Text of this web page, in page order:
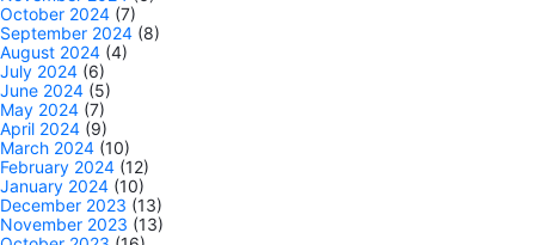
October 2024 (7)
September 2024 (8)
August 2024 (4)
July 2024 (6)
June 2024 (5)
May 2024 (7)
April 2024 (9)
March 2024 (10)
February 2024 (12)
January 2024 (10)
December 2023 (13)
November 2023 (13)